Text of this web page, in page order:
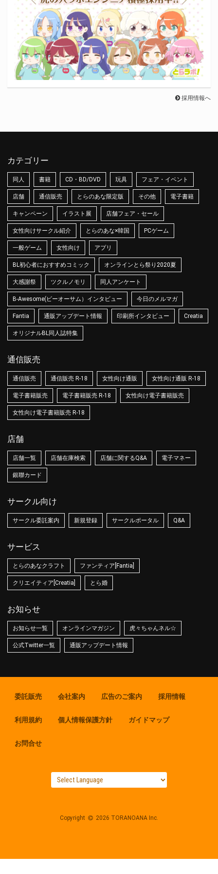
採用情報へ
カテゴリー
同人 書籍 CD・BD/DVD 玩具 フェア・イベント
店舗 通信販売 とらのあな限定版 その他 電子書籍
キャンペーン イラスト展 店舗フェア・セール
女性向けサークル紹介 とらのあな×韓国 PCゲーム
一般ゲーム 女性向け アプリ
BL初心者におすすめコミック オンラインとら祭り2020夏
大感謝祭 ツクルノモリ 同人アンケート
B-Awesome(ビーオーサム）インタビュー 今日のメルマガ
Fantia 通販アップデート情報 印刷所インタビュー Creatia
オリジナルBL同人誌特集
通信販売
通信販売 通信販売 R-18 女性向け通販 女性向け通販 R-18
電子書籍販売 電子書籍販売 R-18 女性向け電子書籍販売
女性向け電子書籍販売 R-18
店舗
店舗一覧 店舗在庫検索 店舗に関するQ&A 電子マネー
銀聯カード
サークル向け
サークル委託案内 新規登録 サークルポータル Q&A
サービス
とらのあなクラフト ファンティア[Fantia]
クリエイティア[Creatia] とら婚
お知らせ
お知らせ一覧 オンラインマガジン 虎々ちゃんネル☆
公式Twitter一覧 通販アップデート情報
委託販売 会社案内 広告のご案内 採用情報
利用規約 個人情報保護方針 ガイドマップ
お問合せ
Copyright 2026 TORANOANA Inc.